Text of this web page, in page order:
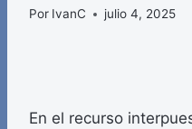
Por IvanC julio 4, 2025
En el recurso